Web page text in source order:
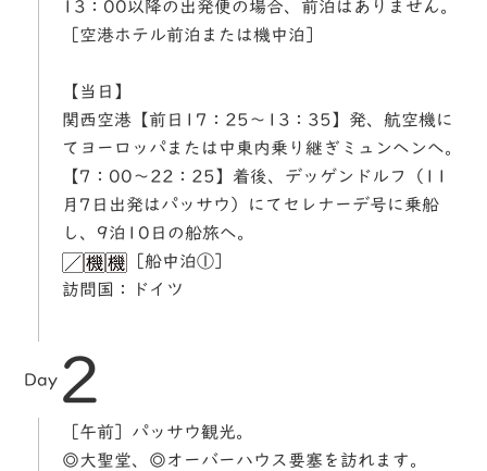
13：00以降の出発便の場合、前泊はありません。
［空港ホテル前泊または機中泊］
【当日】
関西空港【前日17：25～13：35】発、航空機に
てヨーロッパまたは中東内乗り継ぎミュンヘンへ。
【7：00～22：25】着後、デッゲンドルフ（11
月7日出発はパッサウ）にてセレナーデ号に乗船
し、9泊10日の船旅へ。
［船中泊①］
訪問国：ドイツ
Day 2
［午前］パッサウ観光。
◎大聖堂、◎オーバーハウス要塞を訪れます。